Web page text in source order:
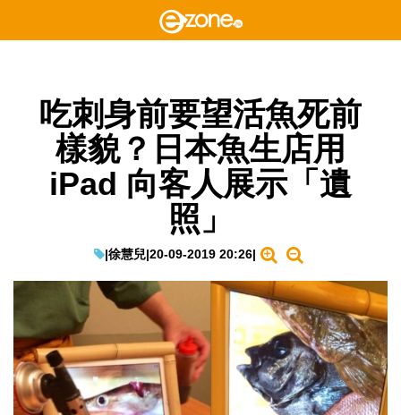
吃刺身前要望活魚死前
樣貌？日本魚生店用
iPad 向客人展示「遺
照」
|徐慧兒|20-09-2019 20:26|